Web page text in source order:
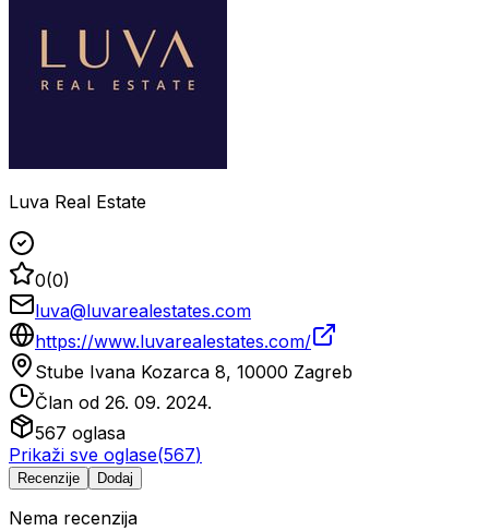
Luva Real Estate
0(0)
luva@luvarealestates.com
https://www.luvarealestates.com/
Stube Ivana Kozarca 8, 10000 Zagreb
Član od 26. 09. 2024.
567 oglasa
Prikaži sve oglase(567)
Recenzije Dodaj
Nema recenzija